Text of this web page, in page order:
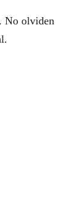
No olviden